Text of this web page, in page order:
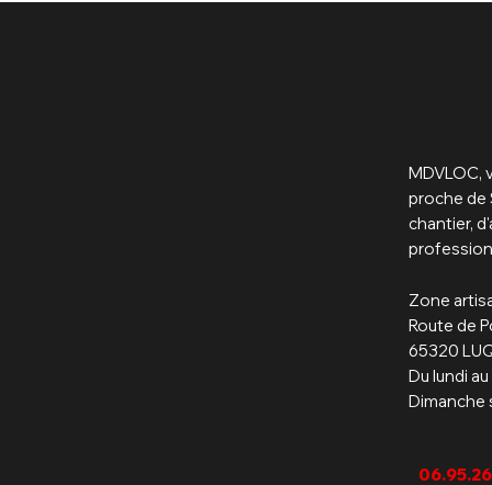
MDVLOC,
proche de
chantier,
Zone
Route de
65320
Du lundi
Dimanche